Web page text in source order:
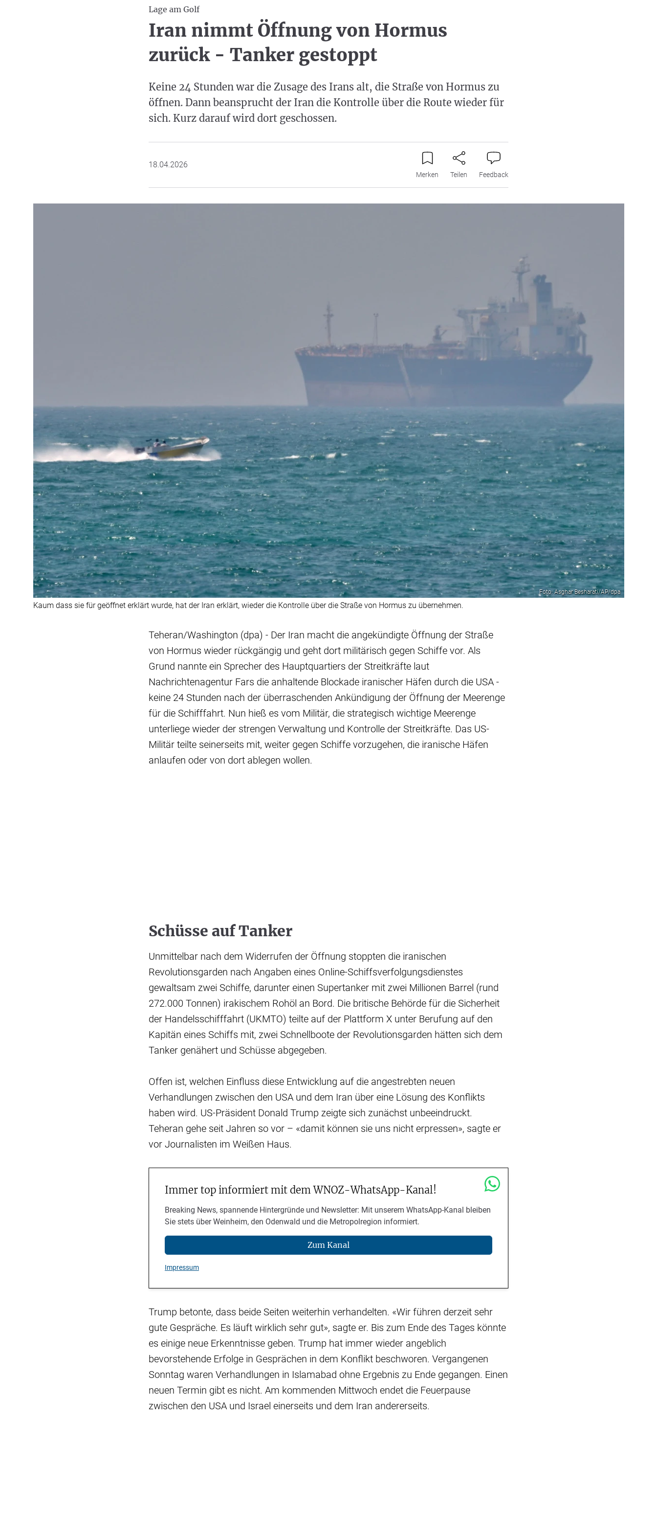
Lage am Golf
Iran nimmt Öffnung von Hormus
zurück - Tanker gestoppt
Keine 24 Stunden war die Zusage des Irans alt, die Straße von Hormus zu
öffnen. Dann beansprucht der Iran die Kontrolle über die Route wieder für
sich. Kurz darauf wird dort geschossen.
18.04.2026
Merken Teilen Feedback
Foto: Asghar Besharati/AP/dpa
Kaum dass sie für geöffnet erklärt wurde, hat der Iran erklärt, wieder die Kontrolle über die Straße von Hormus zu übernehmen.
Teheran/Washington (dpa) - Der Iran macht die angekündigte Öffnung der Straße
von Hormus wieder rückgängig und geht dort militärisch gegen Schiffe vor. Als
Grund nannte ein Sprecher des Hauptquartiers der Streitkräfte laut
Nachrichtenagentur Fars die anhaltende Blockade iranischer Häfen durch die USA -
keine 24 Stunden nach der überraschenden Ankündigung der Öffnung der Meerenge
für die Schifffahrt. Nun hieß es vom Militär, die strategisch wichtige Meerenge
unterliege wieder der strengen Verwaltung und Kontrolle der Streitkräfte. Das US-
Militär teilte seinerseits mit, weiter gegen Schiffe vorzugehen, die iranische Häfen
anlaufen oder von dort ablegen wollen.
Schüsse auf Tanker
Unmittelbar nach dem Widerrufen der Öffnung stoppten die iranischen
Revolutionsgarden nach Angaben eines Online-Schiffsverfolgungsdienstes
gewaltsam zwei Schiffe, darunter einen Supertanker mit zwei Millionen Barrel (rund
272.000 Tonnen) irakischem Rohöl an Bord. Die britische Behörde für die Sicherheit
der Handelsschifffahrt (UKMTO) teilte auf der Plattform X unter Berufung auf den
Kapitän eines Schiffs mit, zwei Schnellboote der Revolutionsgarden hätten sich dem
Tanker genähert und Schüsse abgegeben.
Offen ist, welchen Einfluss diese Entwicklung auf die angestrebten neuen
Verhandlungen zwischen den USA und dem Iran über eine Lösung des Konflikts
haben wird. US-Präsident Donald Trump zeigte sich zunächst unbeeindruckt.
Teheran gehe seit Jahren so vor – «damit können sie uns nicht erpressen», sagte er
vor Journalisten im Weißen Haus.
Immer top informiert mit dem WNOZ-WhatsApp-Kanal!
Breaking News, spannende Hintergründe und Newsletter: Mit unserem WhatsApp-Kanal bleiben
Sie stets über Weinheim, den Odenwald und die Metropolregion informiert.
Zum Kanal
Impressum
Trump betonte, dass beide Seiten weiterhin verhandelten. «Wir führen derzeit sehr
gute Gespräche. Es läuft wirklich sehr gut», sagte er. Bis zum Ende des Tages könnte
es einige neue Erkenntnisse geben. Trump hat immer wieder angeblich
bevorstehende Erfolge in Gesprächen in dem Konflikt beschworen. Vergangenen
Sonntag waren Verhandlungen in Islamabad ohne Ergebnis zu Ende gegangen. Einen
neuen Termin gibt es nicht. Am kommenden Mittwoch endet die Feuerpause
zwischen den USA und Israel einerseits und dem Iran andererseits.